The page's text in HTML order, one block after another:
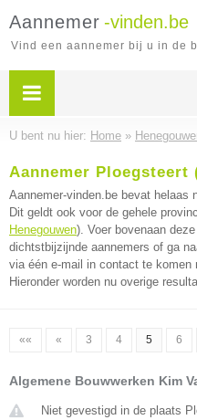
Aannemer -vinden.be
Vind een aannemer bij u in de
U bent nu hier: Home »
Aannemer Ploegsteert
Aannemer-vinden.be bevat helaas
Dit geldt ook voor de gehele
Henegouwen). Voer bovenaan
dichtstbijzijnde aannemers of ga
via één e-mail in contact te komen
Hieronder worden nu overige
«« « 3 4 5 6
Algemene Bouwwerken Kim
Niet gevestigd in de plaats